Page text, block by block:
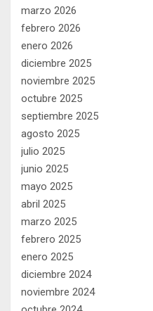
marzo 2026
febrero 2026
enero 2026
diciembre 2025
noviembre 2025
octubre 2025
septiembre 2025
agosto 2025
julio 2025
junio 2025
mayo 2025
abril 2025
marzo 2025
febrero 2025
enero 2025
diciembre 2024
noviembre 2024